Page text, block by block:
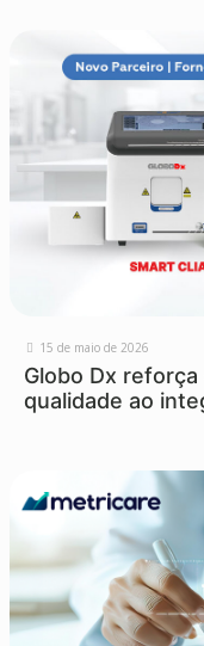
15 de maio de 2026
Globo Dx
qualidade ao